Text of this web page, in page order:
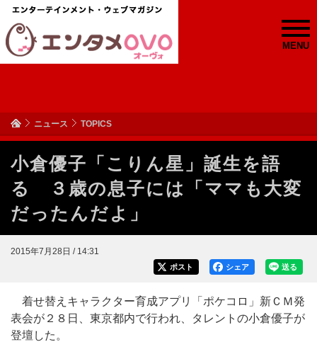
MENU
ニュース TOPICS
小倉優子「こりん星」誕生を語
る ３歳の息子には「ママも大変
だったんだよ」
2015年7月28日 / 14:31
送る
シェア
ポスト
着せ替えキャラクター育成アプリ「ポケコロ」新ＣＭ発
表会が２８日、東京都内で行われ、タレントの小倉優子が
登壇した。